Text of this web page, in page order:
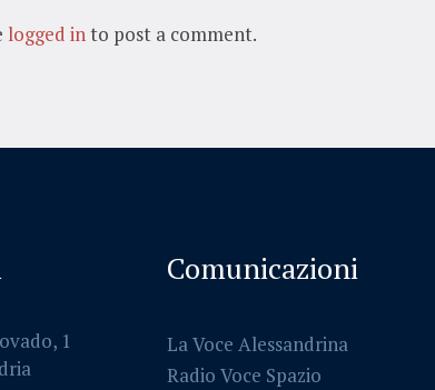
logged into post a comment.
1
Comunicazioni
La Voce Alessandrina
Radio Voce Spazio